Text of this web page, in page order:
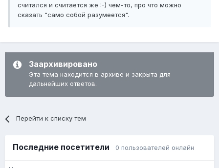
считался и считается же :-) чем-то, про что можно
сказать "само собой разумеется".
Заархивировано
Эта тема находится в архиве и закрыта для
дальнейших ответов.
Перейти к списку тем
Последние посетители 0 пользователей онлайн